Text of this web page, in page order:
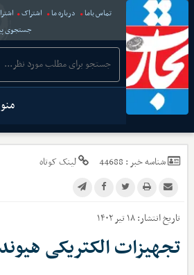
تماس باما درباره ما اشتراک
جستجوی
منو
شناسه خبر : 44688 لینک کوتاه
تاریخ انتشار:۱۸ تیر ۱۴۰۲
تجهیزات الکتریکی